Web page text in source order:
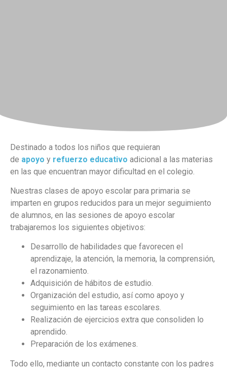
Destinado a todos los niños que requieran
de apoyo y refuerzo educativo adicional a las materias
en las que encuentran mayor dificultad en el colegio.
Nuestras clases de apoyo escolar para primaria se
imparten en grupos reducidos para un mejor seguimiento
de alumnos, en las sesiones de apoyo escolar
trabajaremos los siguientes objetivos:
Desarrollo de habilidades que favorecen el
aprendizaje, la atención, la memoria, la comprensión,
el razonamiento.
Adquisición de hábitos de estudio.
Organización del estudio, así como apoyo y
seguimiento en las tareas escolares.
Realización de ejercicios extra que consoliden lo
aprendido.
Preparación de los exámenes.
Todo ello, mediante un contacto constante con los padres